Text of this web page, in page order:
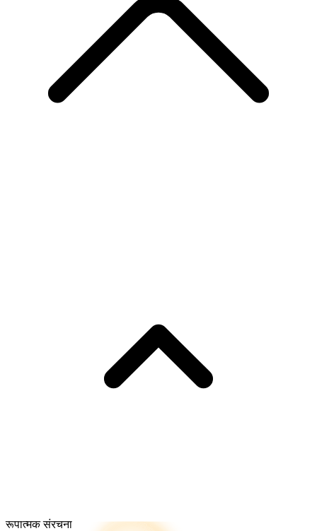
रूपात्मक संरचना